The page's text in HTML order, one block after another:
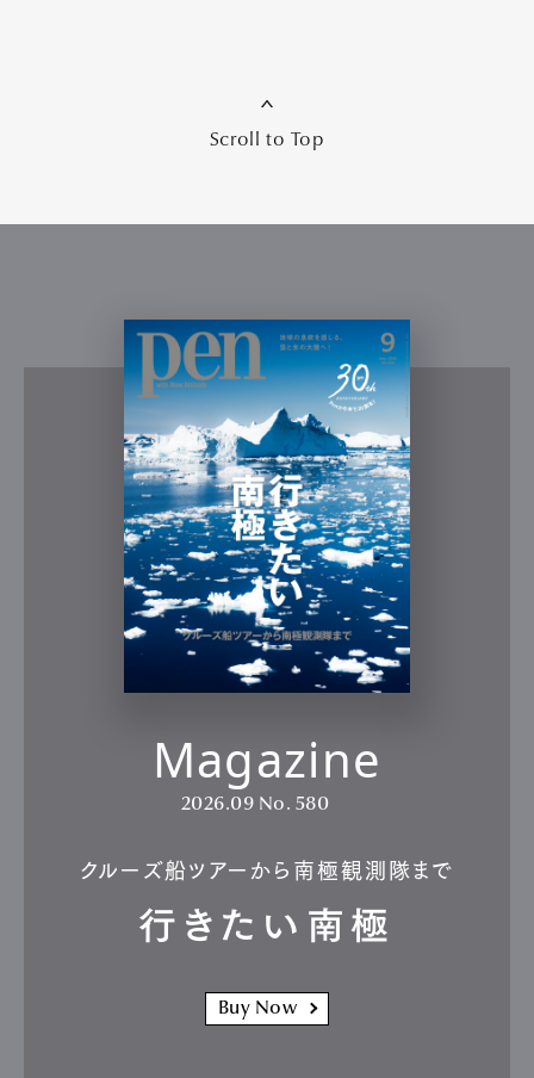
Scroll to Top
Magazine
2026.09 No. 580
クルーズ船ツアーから南極観測隊まで
行きたい南極
Buy Now